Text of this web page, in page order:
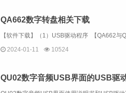
QA662数字转盘相关下载
2024-01-11
10524